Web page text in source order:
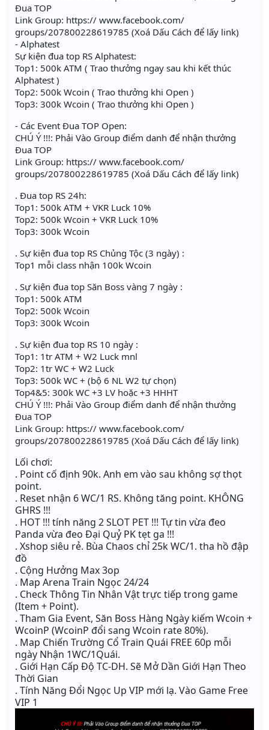
Đua TOP
Link Group: https:// www.facebook.com/
groups/207800228619785 (Xoá Dấu Cách để lấy link)
- Alphatest
Sự kiện đua top RS Alphatest:
Top1: 500k ATM ( Trao thưởng ngay sau khi kết thúc
Alphatest )
Top2: 500k Wcoin ( Trao thưởng khi Open )
Top3: 300k Wcoin ( Trao thưởng khi Open )
- Các Event Đua TOP Open:
CHÚ Ý !!!: Phải Vào Group điểm danh để nhận thưởng
Đua TOP
Link Group: https:// www.facebook.com/
groups/207800228619785 (Xoá Dấu Cách để lấy link)
. Đua top RS 24h:
Top1: 500k ATM + VKR Luck 10%
Top2: 500k Wcoin + VKR Luck 10%
Top3: 300k Wcoin
. Sự kiện đua top RS Chủng Tộc (3 ngày) :
Top1 mỗi class nhận 100k Wcoin
. Sự kiện đua top Săn Boss vàng 7 ngày :
Top1: 500k ATM
Top2: 500k Wcoin
Top3: 300k Wcoin
. Sự kiện đua top RS 10 ngày :
Top1: 1tr ATM + W2 Luck mnl
Top2: 1tr WC + W2 Luck
Top3: 500k WC + (bộ 6 NL W2 tự chọn)
Top4&5: 300k WC +3 LV hoặc +3 HHHT
CHÚ Ý !!!: Phải Vào Group điểm danh để nhận thưởng
Đua TOP
Link Group: https:// www.facebook.com/
groups/207800228619785 (Xoá Dấu Cách để lấy link)
Lối chơi:
. Point cố định 90k. Anh em vào sau không sợ thọt
point.
. Reset nhận 6 WC/1 RS. Không tăng point. KHÔNG
GHRS !!!
. HOT !!! tính năng 2 SLOT PET !!! Tự tin vừa đeo
Panda vừa đeo Đại Quỷ PK tẹt ga !!!
. Xshop siêu rẻ. Bùa Chaos chỉ 25k WC/1. tha hồ đập
đồ
. Cộng Hưởng Max 3op
. Map Arena Train Ngọc 24/24
. Check Thông Tin Nhân Vật trực tiếp trong game
(Item + Point).
. Tham Gia Event, Săn Boss Hàng Ngày kiếm Wcoin +
WcoinP (WcoinP đổi sang Wcoin rate 80%).
. Map Chiến Trường Cổ Train Quái FREE 60p mỗi
ngày Nhận 1WC/1Quái.
. Giới Hạn Cấp Độ TC-DH. Sẽ Mở Dần Giới Hạn Theo
Thời Gian
. Tính Năng Đổi Ngọc Up VIP mới lạ. Vào Game Free
VIP 1